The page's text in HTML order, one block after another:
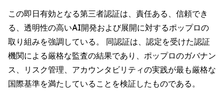
この即日有効となる第三者認証は、責任ある、信頼でき
る、透明性の高いAI開発および展開に対するポップロの
取り組みを強調している。 同認証は、認定を受けた認証
機関による厳格な監査の結果であり、ポップロのガバナン
ス、リスク管理、アカウンタビリティの実践が最も厳格な
国際基準を満たしていることを検証したものである。